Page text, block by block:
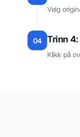
Velg
04 Trinn 4:
Klikk på